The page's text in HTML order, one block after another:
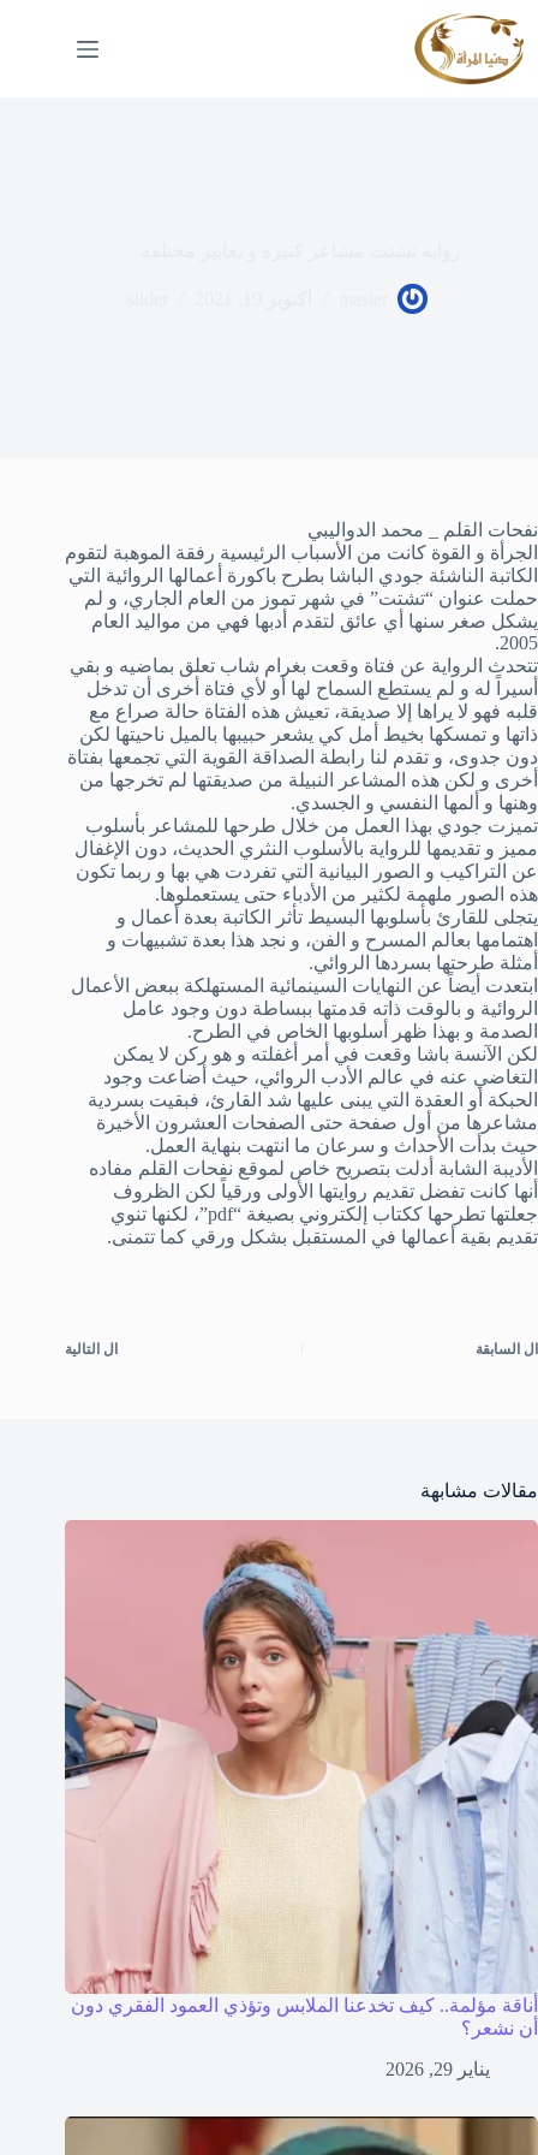
إلى
المحتوى
نفحات القلم _ محمد الدواليبي
الجرأة و القوة كانت من الأسباب الرئيسية رفقة الموهبة لتقوم
الكاتبة الناشئة جودي الباشا بطرح باكورة أعمالها الروائية التي
حملت عنوان “تشتت” في شهر تموز من العام الجاري، و لم
يشكل صغر سنها أي عائق لتقدم أدبها فهي من مواليد العام
2005.
تتحدث الرواية عن فتاة وقعت بغرام شاب تعلق بماضيه و بقي
أسيراً له و لم يستطع السماح لها أو لأي فتاة أخرى أن تدخل
قلبه فهو لا يراها إلا صديقة، تعيش هذه الفتاة حالة صراع مع
ذاتها و تمسكها بخيط أمل كي يشعر حبيبها بالميل ناحيتها لكن
دون جدوى، و تقدم لنا رابطة الصداقة القوية التي تجمعها بفتاة
أخرى و لكن هذه المشاعر النبيلة من صديقتها لم تخرجها من
وهنها و ألمها النفسي و الجسدي.
تميزت جودي بهذا العمل من خلال طرحها للمشاعر بأسلوب
مميز و تقديمها للرواية بالأسلوب النثري الحديث، دون الإغفال
عن التراكيب و الصور البيانية التي تفردت هي بها و ربما تكون
هذه الصور ملهمة لكثير من الأدباء حتى يستعملوها.
يتجلى للقارئ بأسلوبها البسيط تأثر الكاتبة بعدة أعمال و
اهتمامها بعالم المسرح و الفن، و نجد هذا بعدة تشبيهات و
أمثلة طرحتها بسردها الروائي.
ابتعدت أيضاً عن النهايات السينمائية المستهلكة ببعض الأعمال
الروائية و بالوقت ذاته قدمتها ببساطة دون وجود عامل
الصدمة و بهذا ظهر أسلوبها الخاص في الطرح.
لكن الآنسة باشا وقعت في أمر أغفلته و هو ركن لا يمكن
التغاضي عنه في عالم الأدب الروائي، حيث أضاعت وجود
الحبكة أو العقدة التي يبنى عليها شد القارئ، فبقيت بسردية
مشاعرها من أول صفحة حتى الصفحات العشرون الأخيرة
حيث بدأت الأحداث و سرعان ما انتهت بنهاية العمل.
الأديبة الشابة أدلت بتصريح خاص لموقع نفحات القلم مفاده
أنها كانت تفضل تقديم روايتها الأولى ورقياً لكن الظروف
جعلتها تطرحها ككتاب إلكتروني بصيغة “pdf”، لكنها تنوي
تقديم بقية أعمالها في المستقبل بشكل ورقي كما تتمنى.
ال السابقة ال التالية
مقالات مشابهة
أناقة مؤلمة.. كيف تخدعنا الملابس وتؤذي العمود الفقري دون
أن نشعر؟
يناير 29, 2026